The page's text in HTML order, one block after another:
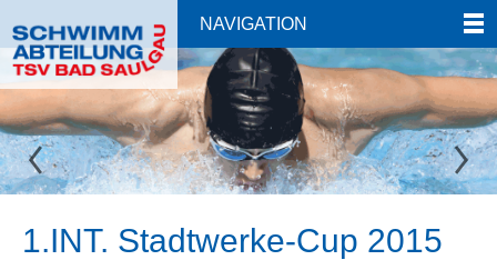
NAVIGATION
1.INT. Stadtwerke-Cup 2015